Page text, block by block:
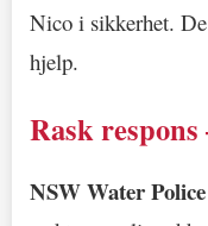
Nico i sikkerhet.
hjelp.
Rask
NSW Water Police